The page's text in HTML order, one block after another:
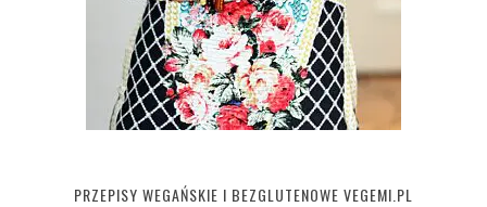
PRZEPISY WEGAŃSKIE I BEZGLUTENOWE VEGEMI.PL